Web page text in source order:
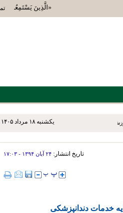
«الَّذِينَ يَسْتَمِعُونَ
يکشنبه ۱۸ مرداد ۱۴۰۵ و پرورش و
تاریخ انتشار: ۲۴ آبان ۱۳۹۴ - ۱۷:۰۳
خدمات دندانپزشکی